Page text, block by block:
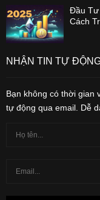
Đầu Tư
Cách
NHẬN TIN TỰ
Bạn không có thời gian
tự động qua email. Dễ